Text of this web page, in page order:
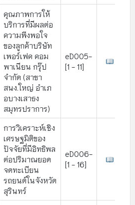
คุณภาพการให้
บริการที่มีผลต่อ
ความพึงพอใจ
ของลูกค้าบริษัท
เพอร์เฟค คอม
พาเนียน กรุ๊ป
จํากัด (สาขา
สนง.ใหญ่ อําเภ
อบางเสาธง
สมุทรปราการ)
eD005-
[1 - 11]
การวิเคราะห์เชิง
เศรษฐมิติของ
ปัจจัยที่มีอิทธิพล
ต่อปริมาณยอด
จดทะเบียน
รถยนต์ในจังหวัด
สุรินทร์
eD006-
[1 - 16]